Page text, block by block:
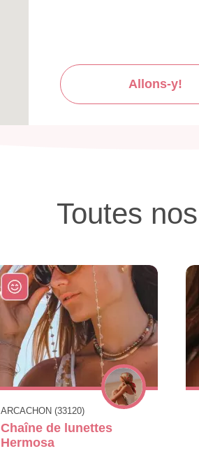
Allons-y!
Toutes nos
ARCACHON (33120)
Chaîne de lunettes
Hermosa